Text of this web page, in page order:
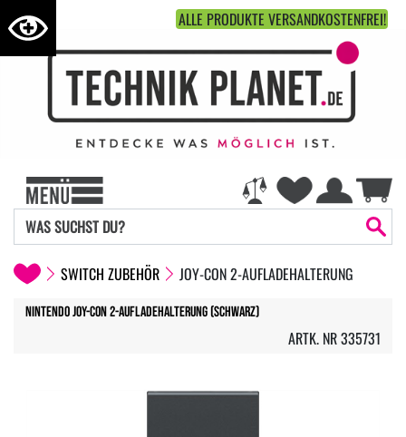
ALLE PRODUKTE VERSANDKOSTENFREI!
SWITCH ZUBEHÖR JOY-CON 2-AUFLADEHALTERUNG
Nintendo Joy-Con 2-Aufladehalterung (Schwarz)
ARTK. NR 335731